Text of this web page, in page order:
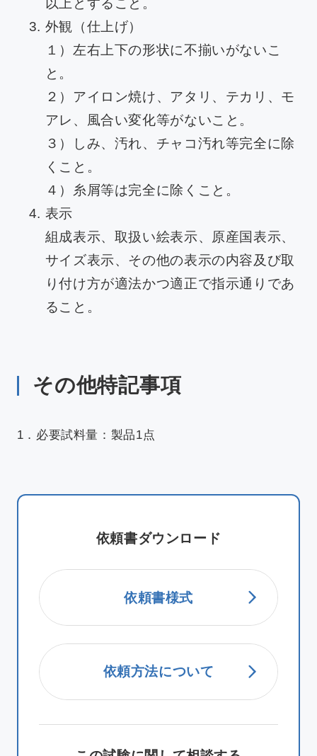
外観（仕上げ）
１）左右上下の形状に不揃いがないこ
と。
２）アイロン焼け、アタリ、テカリ、モ
アレ、風合い変化等がないこと。
３）しみ、汚れ、チャコ汚れ等完全に除
くこと。
４）糸屑等は完全に除くこと。
表示
組成表示、取扱い絵表示、原産国表示、
サイズ表示、その他の表示の内容及び取
り付け方が適法かつ適正で指示通りであ
ること。
その他特記事項
1．必要試料量：製品1点
依頼書ダウンロード
依頼書様式
依頼方法について